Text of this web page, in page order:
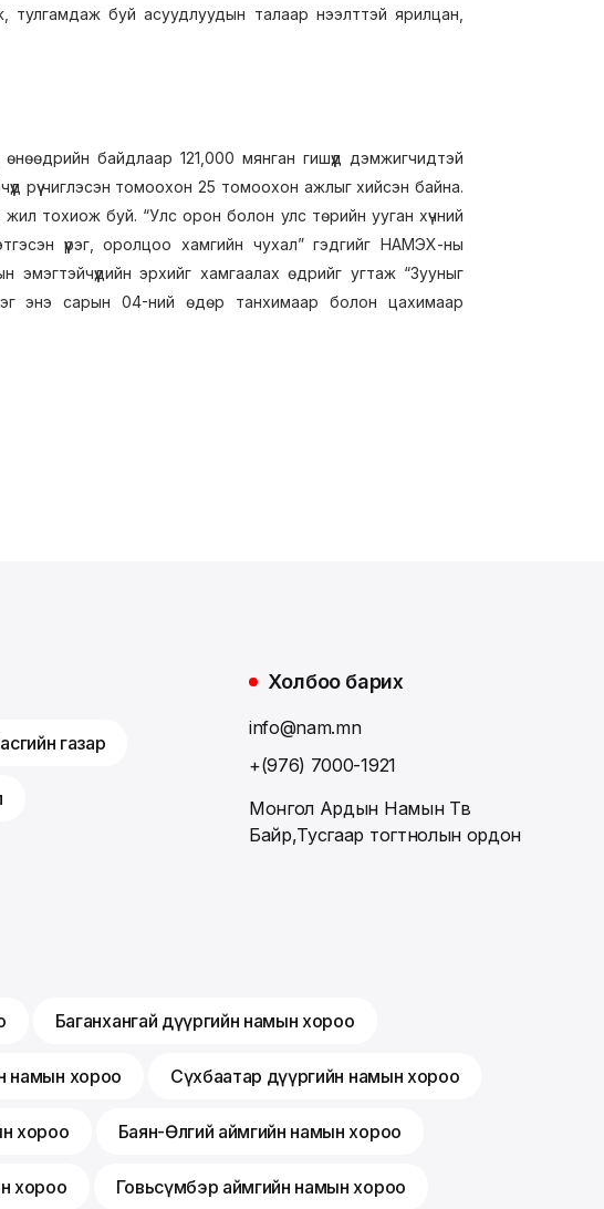
тулгамдаж буй асуудлуудын талаар нээлттэй ярилцан,
байдлаар 121,000 мянган гишүүд дэмжигчидтэй
рүү чиглэсэн томоохон 25 томоохон ажлыг хийсэн байна.
жил тохиож буй. “Улс орон болон улс төрийн ууган хүчний
үүрэг, оролцоо хамгийн чухал” гэдгийг НАМЭХ-ны
эрхийг хамгаалах өдрийг угтаж “Зууныг
энэ сарын 04-ний өдөр танхимаар болон цахимаар
газар
Холбоо барих
info@nam.mn
+(976) 7000-1921
Монгол Ардын Намын Төв
Байр,Тусгаар тогтнолын ордон
Баганхангай дүүргийн намын хороо
намын хороо Сүхбаатар дүүргийн намын хороо
хороо Баян-Өлгий аймгийн намын хороо
хороо Говьсүмбэр аймгийн намын хороо